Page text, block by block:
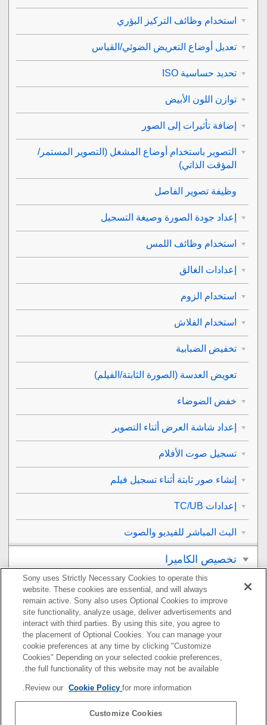
استخدام وظائف التركيز البؤري
تعديل أوضاع التعريض الضوئي/القياس
تحديد حساسية ISO
توازن اللون الأبيض
إضافة تأثيرات إلى الصور
التصوير باستخدام أوضاع المشغل (التصوير المستمر/
المؤقت الذاتي)
وظيفة تصوير الفاصل
إعداد جودة الصورة وصيغة التسجيل
استخدام وظائف اللمس
إعدادات الغالق
استخدام الزوم
استخدام الفلاش
تخفيض الضبابية
تعويض العدسة (الصورة الثابتة/الفيلم)
خفض الضوضاء
إعداد شاشة العرض أثناء التصوير
تسجيل صوت الأفلام
إنشاء صور ثابتة أثناء تسجيل فيلم
إعدادات TC/UB
البث المباشر للفيديو والصوت
تخصيص الكاميرا
العرض
تغيير إعدادات الكاميرا
الوظائف المتاحة باستخدام هاتف ذكي
استخدام كمبيوتر
استخدام خدمة السحابة
Sony uses Strictly Necessary Cookies to operate this
website. These cookies are essential, and will always
remain active. Sony also uses Optional Cookies to improve
site functionality, analyze usage, deliver advertisements and
interact with third parties. By using this site, you agree to
the placement of Optional Cookies. You can manage your
cookie preferences at any time by clicking "Customize
Cookies" Depending on your selected cookie preferences,
the full functionality of this website may not be available.
Review our Cookie Policyfor more information.
Customize Cookies